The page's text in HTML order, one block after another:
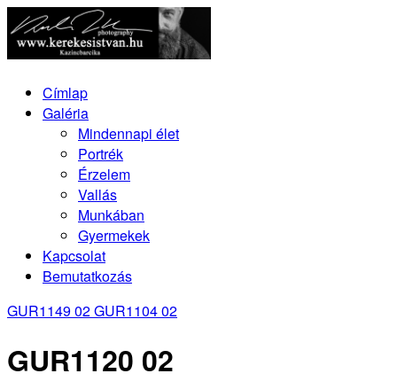
Címlap
Galéria
Mindennapi élet
Portrék
Érzelem
Vallás
Munkában
Gyermekek
Kapcsolat
Bemutatkozás
GUR1149 02GUR1104 02
GUR1120 02